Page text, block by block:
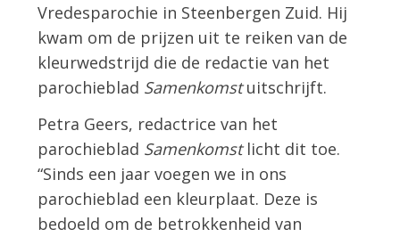
Vredesparochie in Steenbergen Zuid. Hij
kwam om de prijzen uit te reiken van de
kleurwedstrijd die de redactie van het
parochieblad Samenkomstuitschrijft.
Petra Geers, redactrice van het
parochieblad Samenkomstlicht dit toe.
“Sinds een jaar voegen we in ons
parochieblad een kleurplaat. Deze is
bedoeld om de betrokkenheid van